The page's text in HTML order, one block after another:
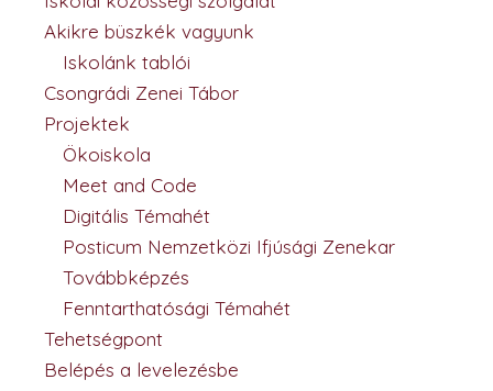
Akikre büszkék vagyunk
Iskolánk tablói
Csongrádi Zenei Tábor
Projektek
Ökoiskola
Meet and Code
Digitális Témahét
Posticum Nemzetközi Ifjúsági Zenekar
Továbbképzés
Fenntarthatósági Témahét
Tehetségpont
Belépés a levelezésbe